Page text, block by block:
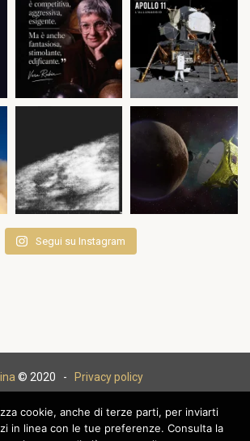
Segui su Instagram
© 2020 - Privacy policy
cookie, anche di terze parti, per inviarti
in linea con le tue preferenze. Consulta la